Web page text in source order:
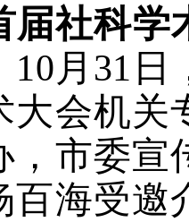
届社科学
10月31
大会机
，市委宣
百海受邀